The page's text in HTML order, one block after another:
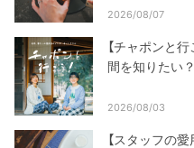
2026/08/07
【チャポンと
間を知りたい
2026/08/03
【スタッフの